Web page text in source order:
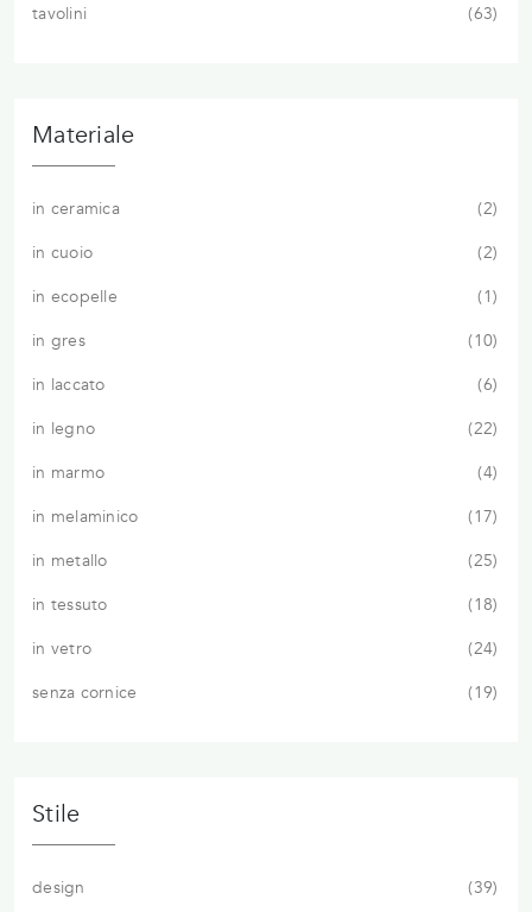
tavolini
63
Materiale
in ceramica
2
in cuoio
2
in ecopelle
1
in gres
10
in laccato
6
in legno
22
in marmo
4
in melaminico
17
in metallo
25
in tessuto
18
in vetro
24
senza cornice
19
Stile
design
39